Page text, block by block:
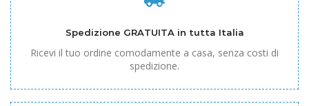
Spedizione GRATUITA in tutta Italia
Ricevi il tuo ordine comodamente a casa, senza costi di
spedizione.